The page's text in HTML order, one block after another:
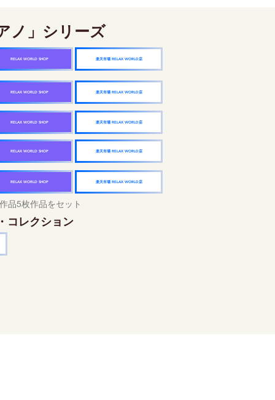
ノ」シリーズ
楽天市場 RELAX WORLD店
RELAX WORLD SHOP
楽天市場 RELAX WORLD店
RELAX WORLD SHOP
楽天市場 RELAX WORLD店
RELAX WORLD SHOP
楽天市場 RELAX WORLD店
RELAX WORLD SHOP
楽天市場 RELAX WORLD店
RELAX WORLD SHOP
品5枚作品をセット
コレクション